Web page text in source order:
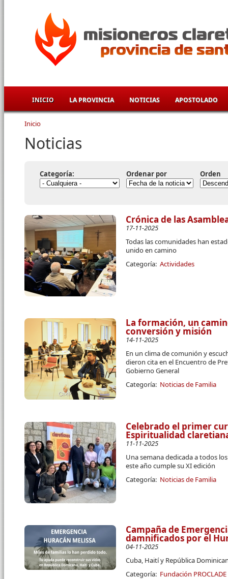
INICIO LA PROVINCIA NOTICIAS APOSTOLADO
Se encuentra usted aquí
Inicio
Noticias
Categoría: Ordenar por Orden
Crónica de las
17-11-2025
Todas las comunidades han
unido en camino
Categoría: Actividades
La formación, un
conversión y misión
14-11-2025
En un clima de comunión y
dieron cita en el Encuentro de
Gobierno General
Categoría: Noticias de Familia
Celebrado el primer
Espiritualidad
11-11-2025
Una semana dedicada a todos
este año cumple su XI edición
Categoría: Noticias de Familia
Campaña de
damnificados por el
04-11-2025
Cuba, Haití y República
Categoría: Fundación PROCLADE